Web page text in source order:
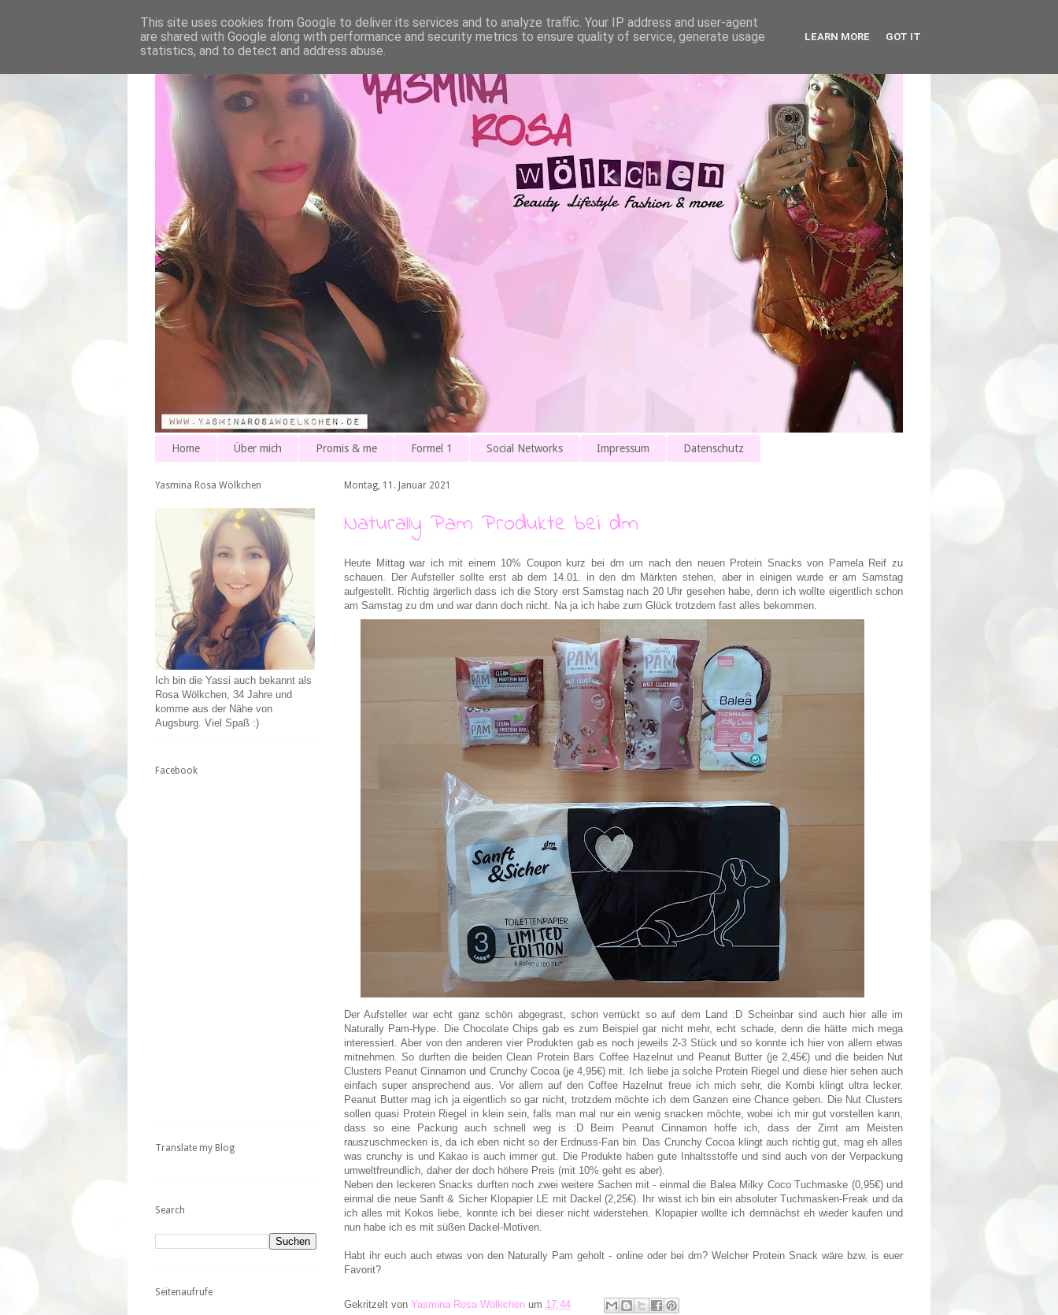
Home Über mich Promis & me Formel 1 Social Networks Impressum Datenschutz
Montag, 11. Januar 2021
Naturally Pam Produkte bei dm
Heute Mittag war ich mit einem 10% Coupon kurz bei dm um nach den neuen Protein Snacks von Pamela Reif zu
schauen. Der Aufsteller sollte erst ab dem 14.01. in den dm Märkten stehen, aber in einigen wurde er am Samstag
aufgestellt. Richtig ärgerlich dass ich die Story erst Samstag nach 20 Uhr gesehen habe, denn ich wollte eigentlich schon
am Samstag zu dm und war dann doch nicht. Na ja ich habe zum Glück trotzdem fast alles bekommen.
Der Aufsteller war echt ganz schön abgegrast, schon verrückt so auf dem Land :D Scheinbar sind auch hier alle im
Naturally Pam-Hype. Die Chocolate Chips gab es zum Beispiel gar nicht mehr, echt schade, denn die hätte mich mega
interessiert. Aber von den anderen vier Produkten gab es noch jeweils 2-3 Stück und so konnte ich hier von allem etwas
mitnehmen. So durften die beiden Clean Protein Bars Coffee Hazelnut und Peanut Butter (je 2,45€) und die beiden Nut
Clusters Peanut Cinnamon und Crunchy Cocoa (je 4,95€) mit. Ich liebe ja solche Protein Riegel und diese hier sehen auch
einfach super ansprechend aus. Vor allem auf den Coffee Hazelnut freue ich mich sehr, die Kombi klingt ultra lecker.
Peanut Butter mag ich ja eigentlich so gar nicht, trotzdem möchte ich dem Ganzen eine Chance geben. Die Nut Clusters
sollen quasi Protein Riegel in klein sein, falls man mal nur ein wenig snacken möchte, wobei ich mir gut vorstellen kann,
dass so eine Packung auch schnell weg is :D Beim Peanut Cinnamon hoffe ich, dass der Zimt am Meisten
rauszuschmecken is, da ich eben nicht so der Erdnuss-Fan bin. Das Crunchy Cocoa klingt auch richtig gut, mag eh alles
was crunchy is und Kakao is auch immer gut. Die Produkte haben gute Inhaltsstoffe und sind auch von der Verpackung
umweltfreundlich, daher der doch höhere Preis (mit 10% geht es aber).
Neben den leckeren Snacks durften noch zwei weitere Sachen mit - einmal die Balea Milky Coco Tuchmaske (0,95€) und
einmal die neue Sanft & Sicher Klopapier LE mit Dackel (2,25€). Ihr wisst ich bin ein absoluter Tuchmasken-Freak und da
ich alles mit Kokos liebe, konnte ich bei dieser nicht widerstehen. Klopapier wollte ich demnächst eh wieder kaufen und
nun habe ich es mit süßen Dackel-Motiven.
Habt ihr euch auch etwas von den Naturally Pam geholt - online oder bei dm? Welcher Protein Snack wäre bzw. is euer
Favorit?
Gekritzelt von Yasmina Rosa Wölkchen um 17:44
Yasmina Rosa Wölkchen
Ich bin die Yassi auch bekannt als
Rosa Wölkchen, 34 Jahre und
komme aus der Nähe von
Augsburg. Viel Spaß :)
Facebook
Translate my Blog
Search
Seitenaufrufe
This site uses cookies from Google to deliver its services and to analyze traffic. Your IP address and user-agent
are shared with Google along with performance and security metrics to ensure quality of service, generate usage
statistics, and to detect and address abuse.
LEARN MORE GOT IT